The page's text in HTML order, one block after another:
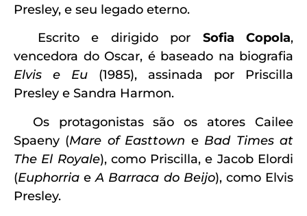
Presley, e seu legado eterno.
Escrito e dirigido por Sofia Copola,
vencedora do Oscar, é baseado na biografia
Elvis e Eu (1985), assinada por Priscilla
Presley e Sandra Harmon.
Os protagonistas são os atores Cailee
Spaeny (Mare of Easttown e Bad Times at
The El Royale), como Priscilla, e Jacob Elordi
(EuphorriaeA Barraca do Beijo), como Elvis
Presley.